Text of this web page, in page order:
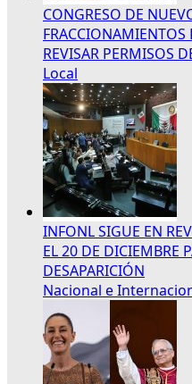
CONGRESO DE
FRACCIONAMIENTOS
REVISAR PERMISOS
Local
INFONL SIGUE EN
EL 20 DE DICIEMBRE
DESAPARICIÓN
Nacional e